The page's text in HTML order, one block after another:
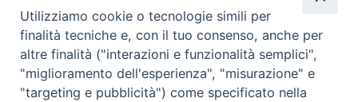
Diocesi di Melfi Rapolla Venosa
• Largo Duomo, 12 - 85025 MELFI (PZ) •
Utilizziamo cookie o tecnologie simili per
finalità tecniche e, con il tuo consenso, anche per
altre finalità ("interazioni e funzionalità semplici",
"miglioramento dell'esperienza", "misurazione" e
"targeting e pubblicità") come specificato nella